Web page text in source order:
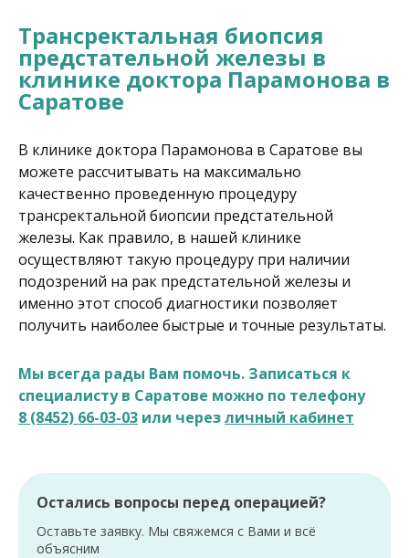
Трансректальная биопсия
предстательной железы в
клинике доктора Парамонова в
Саратове
В клинике доктора Парамонова в Саратове вы
можете рассчитывать на максимально
качественно проведенную процедуру
трансректальной биопсии предстательной
железы. Как правило, в нашей клинике
осуществляют такую процедуру при наличии
подозрений на рак предстательной железы и
именно этот способ диагностики позволяет
получить наиболее быстрые и точные результаты.
Мы всегда рады Вам помочь. Записаться к
специалисту в Саратове можно по телефону
8 (8452) 66-03-03 или черезличный кабинет
Остались вопросы перед операцией?
Оставьте заявку. Мы свяжемся с Вами и всё
объясним